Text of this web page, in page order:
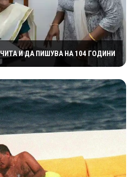
И ДА ПИШУВА НА 104 ГОДИНИ